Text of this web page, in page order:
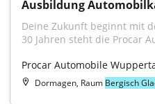
Ausbildung
Deine Zukunft beginnt mit
30 Jahren steht die Procar
Procar Automobile
Dormagen, Raum Bergisch